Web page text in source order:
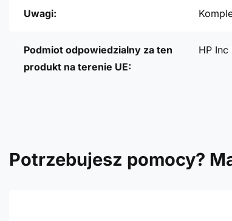
Uwagi:
Podmiot odpowiedzialny za ten
produkt na terenie UE:
HP
Potrzebujesz pomocy?